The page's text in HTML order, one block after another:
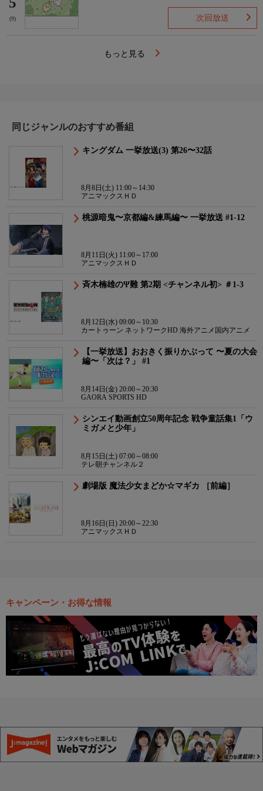
(9) 次回放送
もっと見る
同じジャンルのおすすめ番組
キングダム 一挙放送(3) 第26〜32話
8月8日(土) 11:00～14:30
アニマックスＨＤ
桃源暗鬼〜京都編&練馬編〜 一挙放送 #1-12
8月11日(火) 11:00～17:00
アニマックスＨＤ
斉木楠雄のΨ難 第2期 <チャンネル初> ＃1-3
8月12日(水) 09:00～10:30
カートゥーン ネットワークHD 海外アニメ国内アニメ
【一挙放送】おおきく振りかぶって 〜夏の大会
編〜「次は？」 #1
8月14日(金) 20:00～20:30
GAORA SPORTS HD
シンエイ動画創立50周年記念 戦争童話集1「ウ
ミガメと少年」
8月15日(土) 07:00～08:00
テレ朝チャンネル２
劇場版 魔法少女まどか☆マギカ ［前編］
8月16日(日) 20:00～22:30
アニマックスＨＤ
キャンペーン・お得な情報